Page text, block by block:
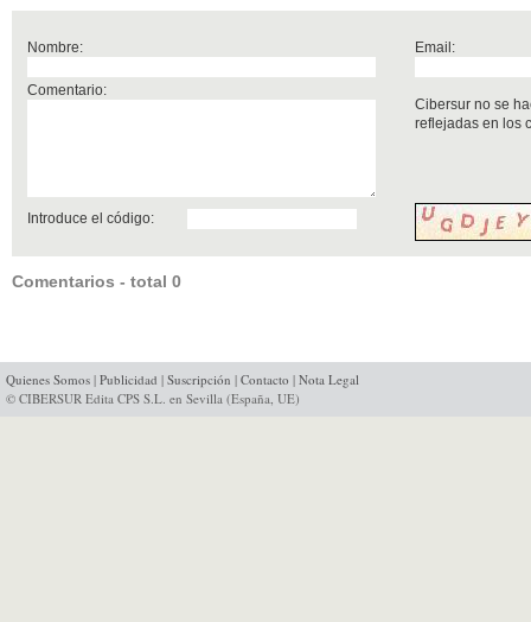
Nombre: Email:
Comentario:
Cibersur no se
reflejadas en los
Introduce el código:
Comentarios - total 0
Quienes Somos | Publicidad | Suscripción | Contacto | Nota Legal
© CIBERSUR Edita CPS S.L. en Sevilla (España, UE)